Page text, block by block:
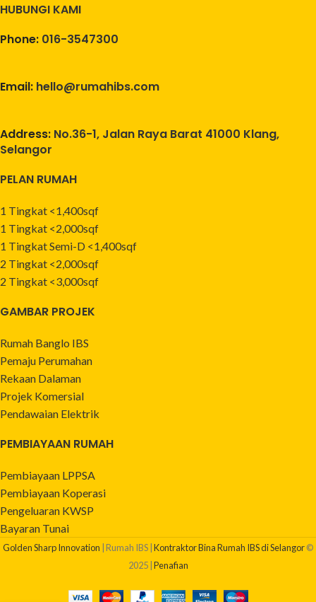
HUBUNGI KAMI
Phone: 016-3547300
Email: hello@rumahibs.com
Address: No.36-1, Jalan Raya Barat 41000 Klang,
Selangor
PELAN RUMAH
1 Tingkat <1,400sqf
1 Tingkat <2,000sqf
1 Tingkat Semi-D <1,400sqf
2 Tingkat <2,000sqf
2 Tingkat <3,000sqf
GAMBAR PROJEK
Rumah Banglo IBS
Pemaju Perumahan
Rekaan Dalaman
Projek Komersial
Pendawaian Elektrik
PEMBIAYAAN RUMAH
Pembiayaan LPPSA
Pembiayaan Koperasi
Pengeluaran KWSP
Bayaran Tunai
Golden Sharp Innovation | Rumah IBS | Kontraktor Bina Rumah IBS di Selangor©
2025 | Penafian